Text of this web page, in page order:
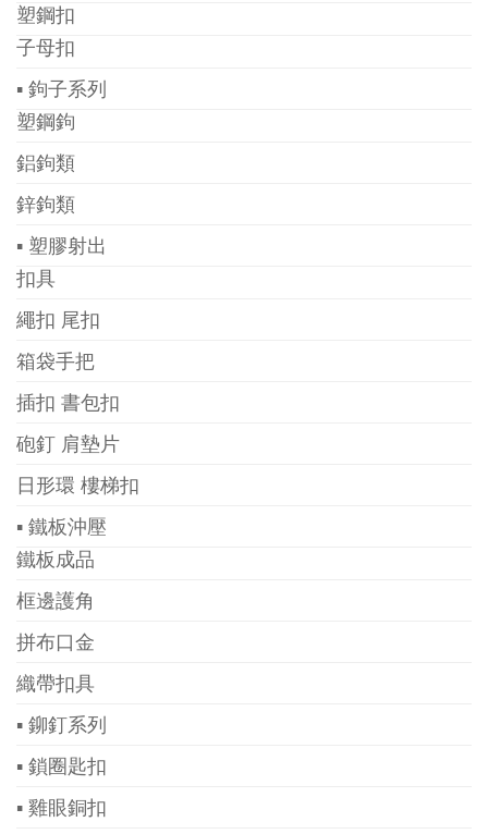
塑鋼扣
子母扣
▪ 鉤子系列
塑鋼鉤
鋁鉤類
鋅鉤類
▪ 塑膠射出
扣具
繩扣 尾扣
箱袋手把
插扣 書包扣
砲釘 肩墊片
日形環 樓梯扣
▪ 鐵板沖壓
鐵板成品
框邊護角
拼布口金
織帶扣具
▪ 鉚釘系列
▪ 鎖圈匙扣
▪ 雞眼銅扣